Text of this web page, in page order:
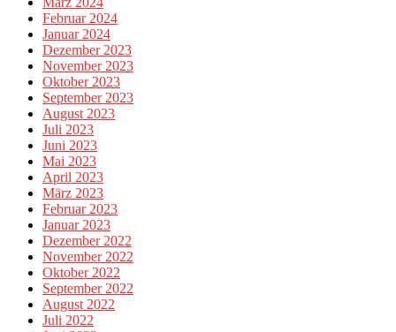
Februar 2024
Januar 2024
Dezember 2023
November 2023
Oktober 2023
September 2023
August 2023
Juli 2023
Juni 2023
Mai 2023
April 2023
März 2023
Februar 2023
Januar 2023
Dezember 2022
November 2022
Oktober 2022
September 2022
August 2022
Juli 2022